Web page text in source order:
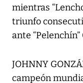
mientras
triunfo
ante
JOHNNY
campeón